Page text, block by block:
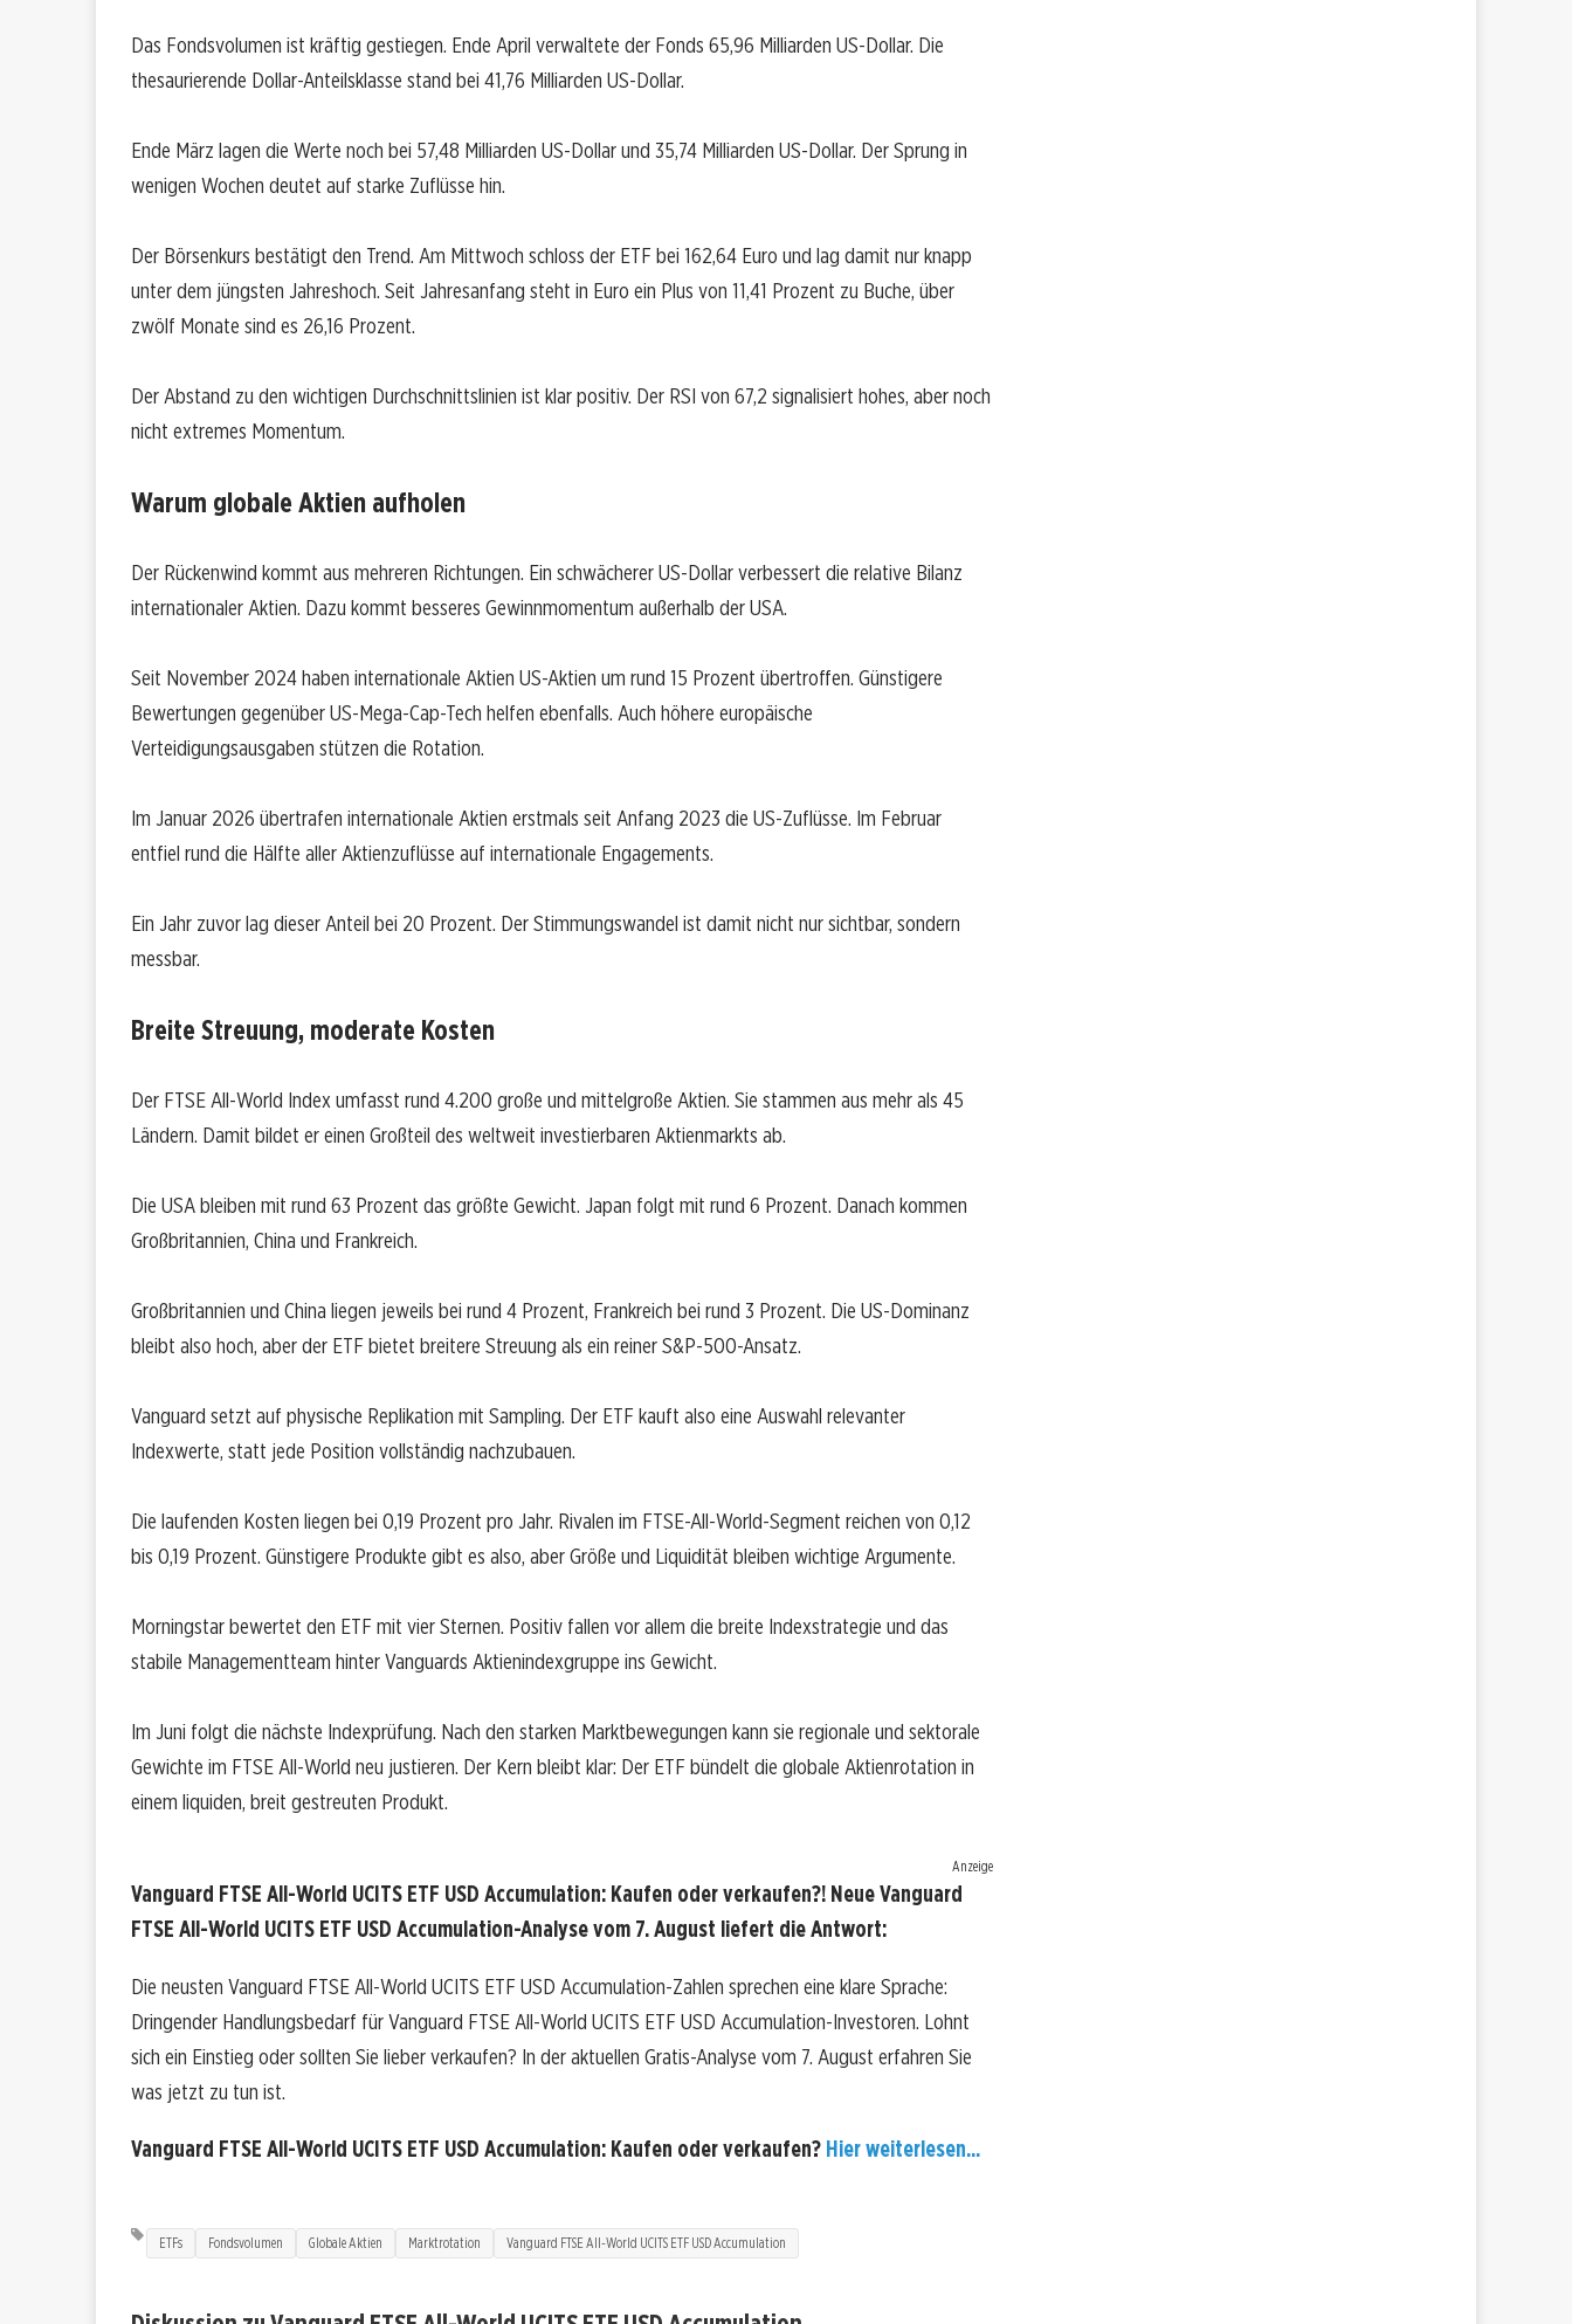
Das Fondsvolumen ist kräftig gestiegen. Ende April verwaltete der Fonds 65,96 Milliarden US-Dollar. Die
thesaurierende Dollar-Anteilsklasse stand bei 41,76 Milliarden US-Dollar.
Ende März lagen die Werte noch bei 57,48 Milliarden US-Dollar und 35,74 Milliarden US-Dollar. Der Sprung in
wenigen Wochen deutet auf starke Zuflüsse hin.
Der Börsenkurs bestätigt den Trend. Am Mittwoch schloss der ETF bei 162,64 Euro und lag damit nur knapp
unter dem jüngsten Jahreshoch. Seit Jahresanfang steht in Euro ein Plus von 11,41 Prozent zu Buche, über
zwölf Monate sind es 26,16 Prozent.
Der Abstand zu den wichtigen Durchschnittslinien ist klar positiv. Der RSI von 67,2 signalisiert hohes, aber noch
nicht extremes Momentum.
Warum globale Aktien aufholen
Der Rückenwind kommt aus mehreren Richtungen. Ein schwächerer US-Dollar verbessert die relative Bilanz
internationaler Aktien. Dazu kommt besseres Gewinnmomentum außerhalb der USA.
Seit November 2024 haben internationale Aktien US-Aktien um rund 15 Prozent übertroffen. Günstigere
Bewertungen gegenüber US-Mega-Cap-Tech helfen ebenfalls. Auch höhere europäische
Verteidigungsausgaben stützen die Rotation.
Im Januar 2026 übertrafen internationale Aktien erstmals seit Anfang 2023 die US-Zuflüsse. Im Februar
entfiel rund die Hälfte aller Aktienzuflüsse auf internationale Engagements.
Ein Jahr zuvor lag dieser Anteil bei 20 Prozent. Der Stimmungswandel ist damit nicht nur sichtbar, sondern
messbar.
Breite Streuung, moderate Kosten
Der FTSE All-World Index umfasst rund 4.200 große und mittelgroße Aktien. Sie stammen aus mehr als 45
Ländern. Damit bildet er einen Großteil des weltweit investierbaren Aktienmarkts ab.
Die USA bleiben mit rund 63 Prozent das größte Gewicht. Japan folgt mit rund 6 Prozent. Danach kommen
Großbritannien, China und Frankreich.
Großbritannien und China liegen jeweils bei rund 4 Prozent, Frankreich bei rund 3 Prozent. Die US-Dominanz
bleibt also hoch, aber der ETF bietet breitere Streuung als ein reiner S&P-500-Ansatz.
Vanguard setzt auf physische Replikation mit Sampling. Der ETF kauft also eine Auswahl relevanter
Indexwerte, statt jede Position vollständig nachzubauen.
Die laufenden Kosten liegen bei 0,19 Prozent pro Jahr. Rivalen im FTSE-All-World-Segment reichen von 0,12
bis 0,19 Prozent. Günstigere Produkte gibt es also, aber Größe und Liquidität bleiben wichtige Argumente.
Morningstar bewertet den ETF mit vier Sternen. Positiv fallen vor allem die breite Indexstrategie und das
stabile Managementteam hinter Vanguards Aktienindexgruppe ins Gewicht.
Im Juni folgt die nächste Indexprüfung. Nach den starken Marktbewegungen kann sie regionale und sektorale
Gewichte im FTSE All-World neu justieren. Der Kern bleibt klar: Der ETF bündelt die globale Aktienrotation in
einem liquiden, breit gestreuten Produkt.
Anzeige
Vanguard FTSE All-World UCITS ETF USD Accumulation: Kaufen oder verkaufen?! Neue Vanguard
FTSE All-World UCITS ETF USD Accumulation-Analyse vom 7. August liefert die Antwort:
Die neusten Vanguard FTSE All-World UCITS ETF USD Accumulation-Zahlen sprechen eine klare Sprache:
Dringender Handlungsbedarf für Vanguard FTSE All-World UCITS ETF USD Accumulation-Investoren. Lohnt
sich ein Einstieg oder sollten Sie lieber verkaufen? In der aktuellen Gratis-Analyse vom 7. August erfahren Sie
was jetzt zu tun ist.
Vanguard FTSE All-World UCITS ETF USD Accumulation: Kaufen oder verkaufen? Hier weiterlesen...
ETFs Fondsvolumen Globale Aktien Marktrotation Vanguard FTSE All-World UCITS ETF USD Accumulation